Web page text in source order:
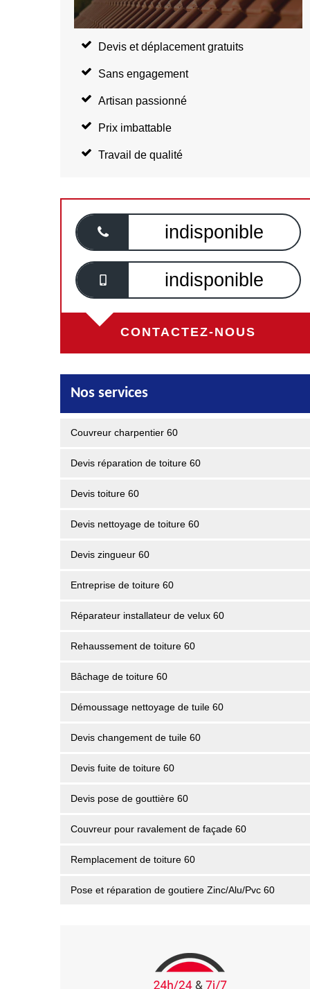
Devis et déplacement gratuits
Sans engagement
Artisan passionné
Prix imbattable
Travail de qualité
indisponible
indisponible
CONTACTEZ-NOUS
Nos services
Couvreur charpentier 60
Devis réparation de toiture 60
Devis toiture 60
Devis nettoyage de toiture 60
Devis zingueur 60
Entreprise de toiture 60
Réparateur installateur de velux 60
Rehaussement de toiture 60
Bâchage de toiture 60
Démoussage nettoyage de tuile 60
Devis changement de tuile 60
Devis fuite de toiture 60
Devis pose de gouttière 60
Couvreur pour ravalement de façade 60
Remplacement de toiture 60
Pose et réparation de goutiere Zinc/Alu/Pvc 60